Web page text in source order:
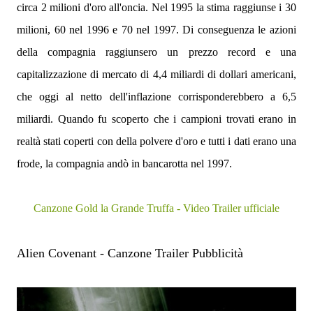
circa 2 milioni d'oro all'oncia. Nel 1995 la stima raggiunse i 30
milioni, 60 nel 1996 e 70 nel 1997. Di conseguenza le azioni
della compagnia raggiunsero un prezzo record e una
capitalizzazione di mercato di 4,4 miliardi di dollari americani,
che oggi al netto dell'inflazione corrisponderebbero a 6,5
miliardi. Quando fu scoperto che i campioni trovati erano in
realtà stati coperti con della polvere d'oro e tutti i dati erano una
frode, la compagnia andò in bancarotta nel 1997.
Canzone Gold la Grande Truffa - Video Trailer ufficiale
Alien Covenant - Canzone Trailer Pubblicità